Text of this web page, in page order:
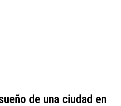
de una ciudad en